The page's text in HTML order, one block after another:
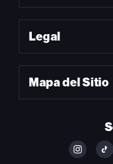
Legal
Mapa del Sitio
FOLLOW